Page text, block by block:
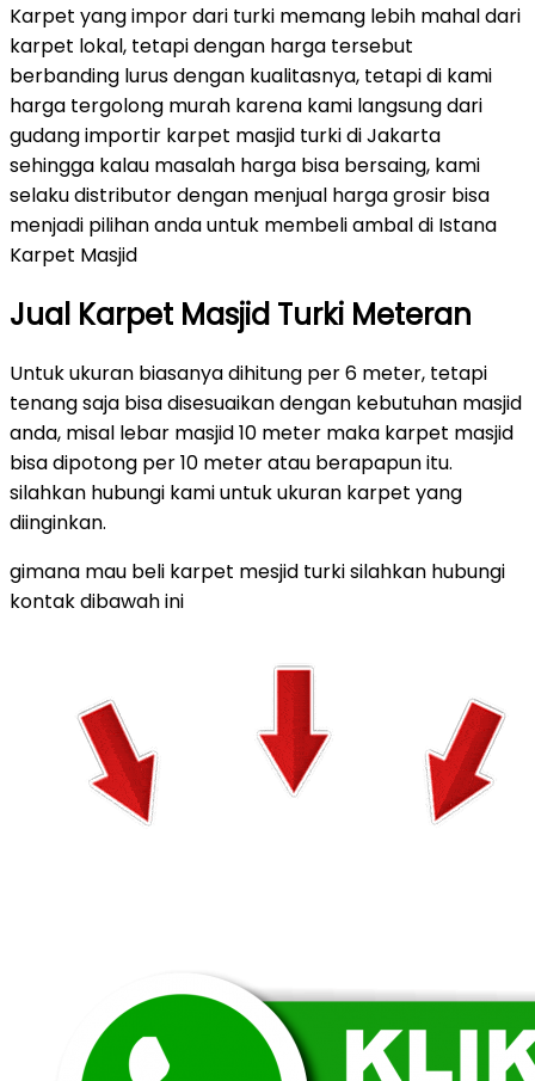
Karpet yang impor dari turki memang lebih mahal dari
karpet lokal, tetapi dengan harga tersebut
berbanding lurus dengan kualitasnya, tetapi di kami
harga tergolong murah karena kami langsung dari
gudang importir karpet masjid turki di Jakarta
sehingga kalau masalah harga bisa bersaing, kami
selaku distributor dengan menjual harga grosir bisa
menjadi pilihan anda untuk membeli ambal di Istana
Karpet Masjid
Jual Karpet Masjid Turki Meteran
Untuk ukuran biasanya dihitung per 6 meter, tetapi
tenang saja bisa disesuaikan dengan kebutuhan masjid
anda, misal lebar masjid 10 meter maka karpet masjid
bisa dipotong per 10 meter atau berapapun itu.
silahkan hubungi kami untuk ukuran karpet yang
diinginkan.
gimana mau beli karpet mesjid turki silahkan hubungi
kontak dibawah ini